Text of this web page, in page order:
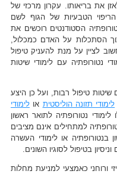
את בריאותו. עקרון מרכזי של
הטבעיות של הגוף לשם
הסטודנטים רוכשים את
הסתכלות על האדם כמכלול,
לציין על מנת להעניק טיפול
נטורופתיה עם לימודי שיטות
שיטות טיפול רבות, ועל כן היצע
לימודי תזונה הוליסטית אולימודי
נטורופתיה לתואר ראשון
למתחילים אינם מציבים
בנטורופתיה או לימודי העשרה
בטיפול לסוגיו השונים.
ורוחני כאמצעי למניעת מחלות